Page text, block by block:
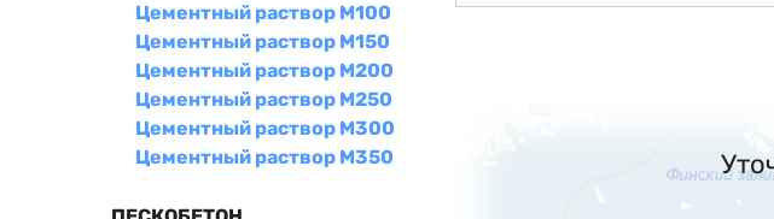
Цементный раствор М100
Цементный раствор М150
Цементный раствор М200
Цементный раствор М250
Цементный раствор М300
Цементный раствор М350